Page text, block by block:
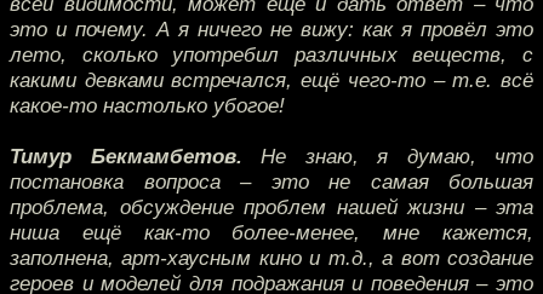
это и почему. А я ничего не вижу: как я провёл это
лето, сколько употребил различных веществ, с
какими девками встречался, ещё чего-то – т.е. всё
какое-то настолько убогое!
Тимур Бекмамбетов. Не знаю, я думаю, что
постановка вопроса – это не самая большая
проблема, обсуждение проблем нашей жизни – эта
ниша ещё как-то более-менее, мне кажется,
заполнена, арт-хаусным кино и т.д., а вот создание
героев и моделей для подражания и поведения – это